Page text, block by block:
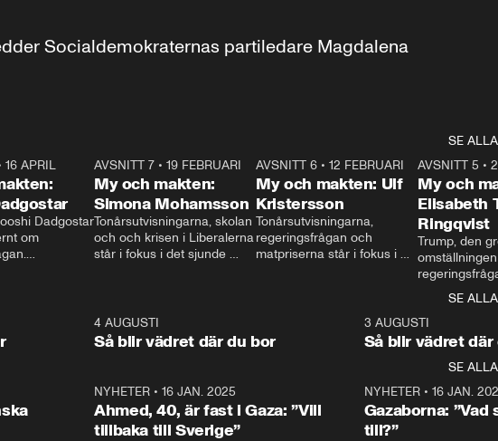
Socialdemokraternas partiledare Magdalena
SE ALLA
16 APRIL
Dadgostar
om
i val. Ska vi
vi förstås
24:30
AVSNITT 7• 19 FEBRUARI
My och makten:
Simona Mohamsson
Tonårsutvisningarna, skolan
och och krisen i Liberalerna
står i fokus i det sjunde
kommentator My
Rohwedder ställer
utbildnings- och
Mohamsson till svars.
27:30
AVSNITT 6 •12 FEBRUARI
My och makten: Ulf
Kristersson
Tonårsutvisningarna,
regeringsfrågan och
matpriserna står i fokus i
Rohwedder ställer
statsminister Ulf Kristersson
AVSNITT 5 •
My och
Elisabeth
Ringqvist
Trump, den
centrum i
avsnittet av
Makten”. Se
Aftonbladets
Rohwedder
Thand Ring
SE ALLA
4 AUGUSTI
Så blir vädret där du bor
3 AUGUSTI
Så blir vädret där
SE ALLA
NYHETER• 16 JAN. 2025
Ahmed, 40, är fast i Gaza: ”Vill
tillbaka till Sverige”
NYHETER• 16 JAN.
Gazaborna:
till?”